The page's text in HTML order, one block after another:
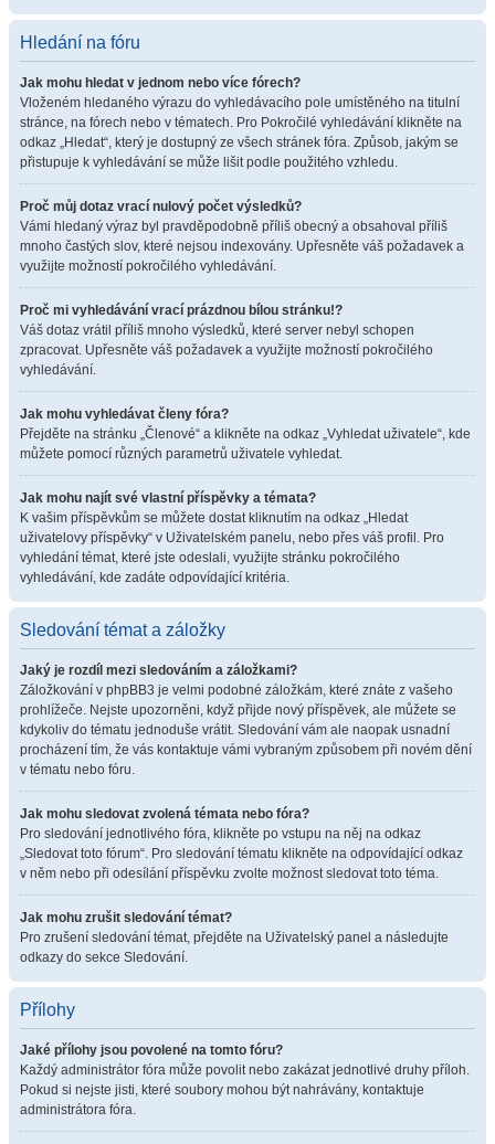
Hledání na fóru
Jak mohu hledat v jednom nebo více fórech?
Vloženém hledaného výrazu do vyhledávacího pole umístěného na titulní
stránce, na fórech nebo v tématech. Pro Pokročilé vyhledávání klikněte na
odkaz „Hledat“, který je dostupný ze všech stránek fóra. Způsob, jakým se
přistupuje k vyhledávání se může lišit podle použitého vzhledu.
Proč můj dotaz vrací nulový počet výsledků?
Vámi hledaný výraz byl pravděpodobně příliš obecný a obsahoval příliš
mnoho častých slov, které nejsou indexovány. Upřesněte váš požadavek a
využijte možností pokročilého vyhledávání.
Proč mi vyhledávání vrací prázdnou bílou stránku!?
Váš dotaz vrátil příliš mnoho výsledků, které server nebyl schopen
zpracovat. Upřesněte váš požadavek a využijte možností pokročilého
vyhledávání.
Jak mohu vyhledávat členy fóra?
Přejděte na stránku „Členové“ a klikněte na odkaz „Vyhledat uživatele“, kde
můžete pomocí různých parametrů uživatele vyhledat.
Jak mohu najít své vlastní příspěvky a témata?
K vašim příspěvkům se můžete dostat kliknutím na odkaz „Hledat
uživatelovy příspěvky“ v Uživatelském panelu, nebo přes váš profil. Pro
vyhledání témat, které jste odeslali, využijte stránku pokročilého
vyhledávání, kde zadáte odpovídající kritéria.
Sledování témat a záložky
Jaký je rozdíl mezi sledováním a záložkami?
Záložkování v phpBB3 je velmi podobné záložkám, které znáte z vašeho
prohlížeče. Nejste upozorněni, když přijde nový příspěvek, ale můžete se
kdykoliv do tématu jednoduše vrátit. Sledování vám ale naopak usnadní
procházení tím, že vás kontaktuje vámi vybraným způsobem při novém dění
v tématu nebo fóru.
Jak mohu sledovat zvolená témata nebo fóra?
Pro sledování jednotlivého fóra, klikněte po vstupu na něj na odkaz
„Sledovat toto fórum“. Pro sledování tématu klikněte na odpovídající odkaz
v něm nebo při odesílání příspěvku zvolte možnost sledovat toto téma.
Jak mohu zrušit sledování témat?
Pro zrušení sledování témat, přejděte na Uživatelský panel a následujte
odkazy do sekce Sledování.
Přílohy
Jaké přílohy jsou povolené na tomto fóru?
Každý administrátor fóra může povolit nebo zakázat jednotlivé druhy příloh.
Pokud si nejste jisti, které soubory mohou být nahrávány, kontaktuje
administrátora fóra.